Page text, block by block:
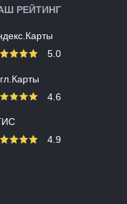
РЕЙТИНГ
5.0
4.6
4.9